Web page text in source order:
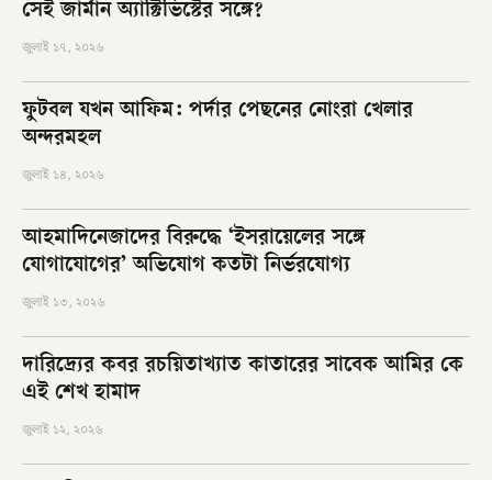
সেই জার্মান অ্যাক্টিভিস্টের সঙ্গে?
জুলাই ১৭, ২০২৬
ফুটবল যখন আফিম: পর্দার পেছনের নোংরা খেলার
অন্দরমহল
জুলাই ১৪, ২০২৬
আহমাদিনেজাদের বিরুদ্ধে ‘ইসরায়েলের সঙ্গে
যোগাযোগের’ অভিযোগ কতটা নির্ভরযোগ্য
জুলাই ১৩, ২০২৬
দারিদ্র্যের কবর রচয়িতাখ্যাত কাতারের সাবেক আমির কে
এই শেখ হামাদ
জুলাই ১২, ২০২৬